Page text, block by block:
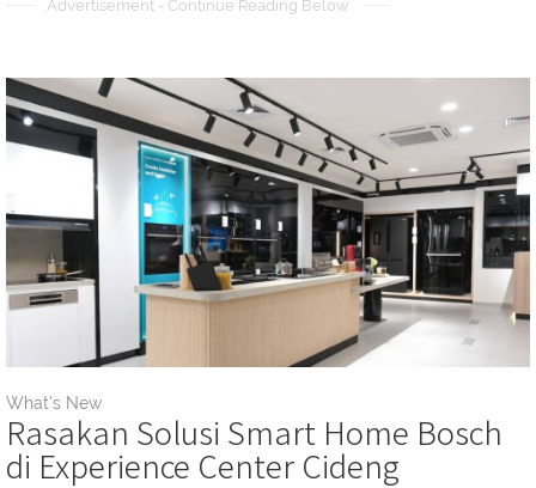
Advertisement - Continue Reading Below
What's New
Rasakan Solusi Smart Home Bosch
di Experience Center Cideng